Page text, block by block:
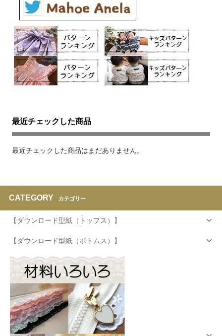
最近チェックした商品
最近チェックした商品はまだありません。
CATEGORY カテゴリー
【ダウンロード型紙（トップス）】
【ダウンロード型紙（ボトムス）】